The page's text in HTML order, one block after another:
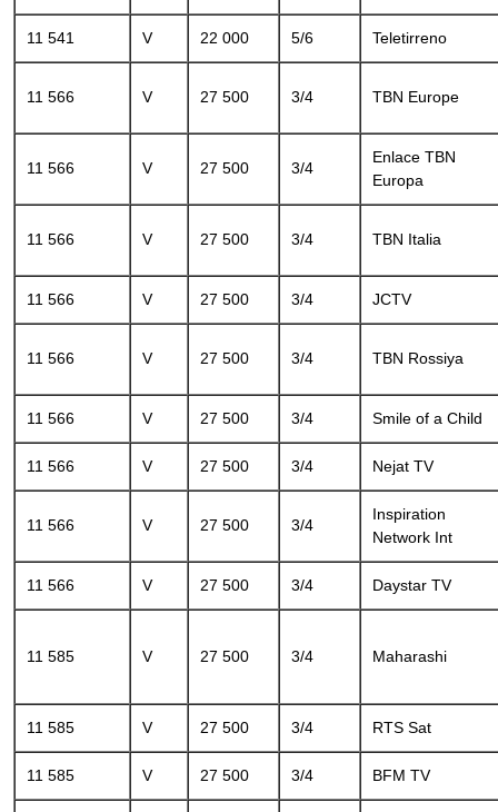
11 541 V 22 000 5/6 Teletirreno
11 566 V 27 500 3/4 TBN Europe
11 566 V 27 500 3/4
Enlace TBN
Europa
11 566 V 27 500 3/4 TBN Italia
11 566 V 27 500 3/4 JCTV
11 566 V 27 500 3/4 TBN Rossiya
11 566 V 27 500 3/4 Smile of a Child
11 566 V 27 500 3/4 Nejat TV
11 566 V 27 500 3/4
Inspiration
Network Int
11 566 V 27 500 3/4 Daystar TV
11 585 V 27 500 3/4 Maharashi
11 585 V 27 500 3/4 RTS Sat
11 585 V 27 500 3/4 BFM TV